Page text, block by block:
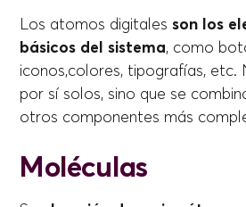
Los atomos digitales son los
básicos del sistema, como
iconos,colores, tipografías, etc.
por sí solos, sino que se
otros componentes más
Moléculas